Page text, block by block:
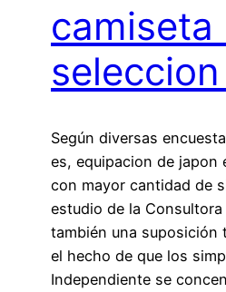
camiseta
Según diversas
es, equipacion de japon
con mayor cantidad de
estudio de la
también una suposición
el hecho de que los
Independiente se